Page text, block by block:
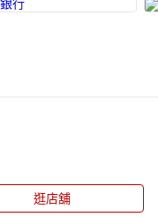
逛店舖